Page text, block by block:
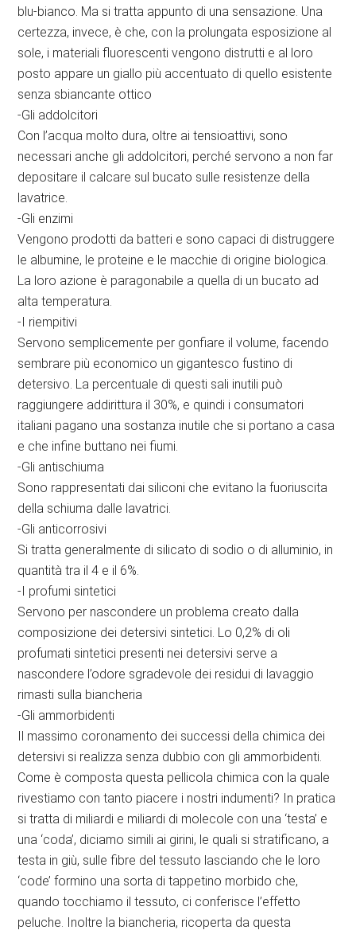
blu-bianco. Ma si tratta appunto di una sensazione. Una
certezza, invece, è che, con la prolungata esposizione al
sole, i materiali fluorescenti vengono distrutti e al loro
posto appare un giallo più accentuato di quello esistente
senza sbiancante ottico
-Gli addolcitori
Con l’acqua molto dura, oltre ai tensioattivi, sono
necessari anche gli addolcitori, perché servono a non far
depositare il calcare sul bucato sulle resistenze della
lavatrice.
-Gli enzimi
Vengono prodotti da batteri e sono capaci di distruggere
le albumine, le proteine e le macchie di origine biologica.
La loro azione è paragonabile a quella di un bucato ad
alta temperatura.
-I riempitivi
Servono semplicemente per gonfiare il volume, facendo
sembrare più economico un gigantesco fustino di
detersivo. La percentuale di questi sali inutili può
raggiungere addirittura il 30%, e quindi i consumatori
italiani pagano una sostanza inutile che si portano a casa
e che infine buttano nei fiumi.
-Gli antischiuma
Sono rappresentati dai siliconi che evitano la fuoriuscita
della schiuma dalle lavatrici.
-Gli anticorrosivi
Si tratta generalmente di silicato di sodio o di alluminio, in
quantità tra il 4 e il 6%.
-I profumi sintetici
Servono per nascondere un problema creato dalla
composizione dei detersivi sintetici. Lo 0,2% di oli
profumati sintetici presenti nei detersivi serve a
nascondere l’odore sgradevole dei residui di lavaggio
rimasti sulla biancheria
-Gli ammorbidenti
Il massimo coronamento dei successi della chimica dei
detersivi si realizza senza dubbio con gli ammorbidenti.
Come è composta questa pellicola chimica con la quale
rivestiamo con tanto piacere i nostri indumenti? In pratica
si tratta di miliardi e miliardi di molecole con una ‘testa’ e
una ‘coda’, diciamo simili ai girini, le quali si stratificano, a
testa in giù, sulle fibre del tessuto lasciando che le loro
‘code’ formino una sorta di tappetino morbido che,
quando tocchiamo il tessuto, ci conferisce l’effetto
peluche. Inoltre la biancheria, ricoperta da questa